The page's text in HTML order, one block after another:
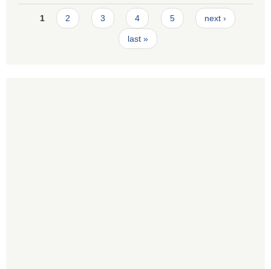
Pages
1 2 3 4 5 next ›
last »